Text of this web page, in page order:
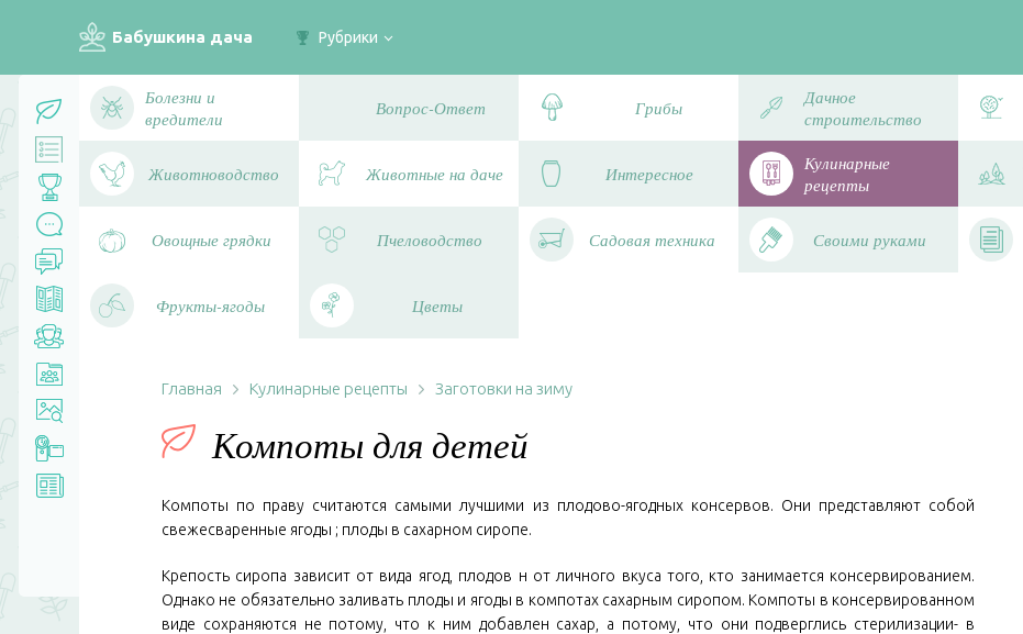
Бабушкина дача Рубрики
Болезни и
вредители
Вопрос-Ответ Грибы
Дачное
строительство
Животноводство Животные на даче Интересное
Кулинарные
рецепты
Овощные грядки Пчеловодство Садовая техника Своими руками
Фрукты-ягоды Цветы
Главная Кулинарные рецепты Заготовки на зиму
Компоты для детей
Компоты по праву считаются самыми лучшими из плодово-ягодных консервов. Они представляют собой
свежесваренные ягоды ; плоды в сахарном сиропе.
Крепость сиропа зависит от вида ягод, плодов н от личного вкуса того, кто занимается консервированием.
Однако не обязательно заливать плоды и ягоды в компотах сахарным сиропом. Компоты в консервированном
виде сохраняются не потому, что к ним добавлен сахар, а потому, что они подверглись стерилизации- в